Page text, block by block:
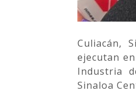
Culiacán,
ejecutan
Industria
Sinaloa